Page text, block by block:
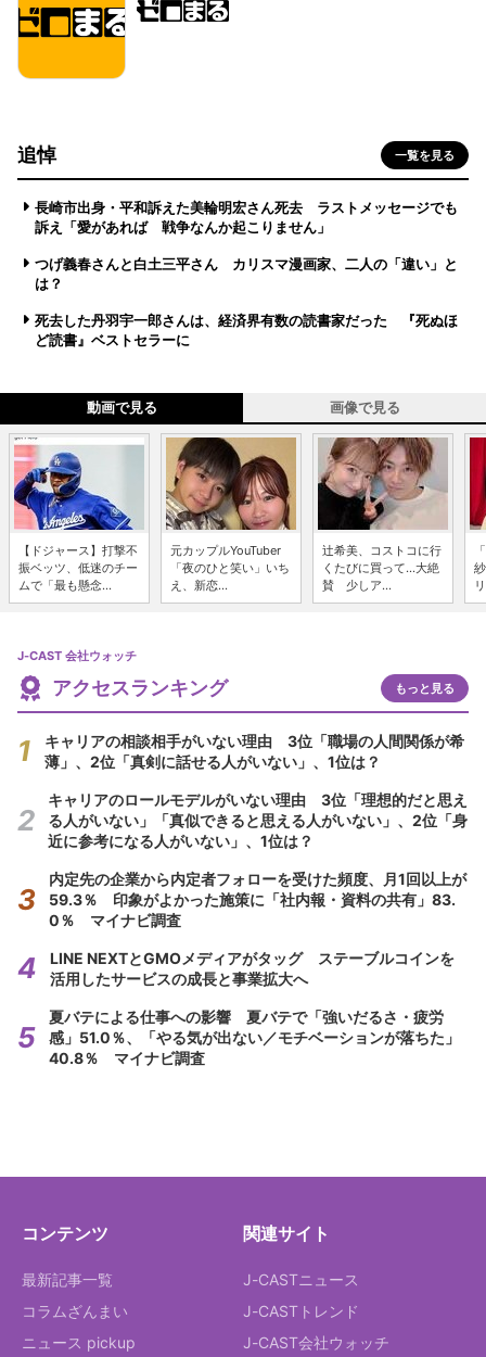
追悼 一覧を見る
長崎市出身・平和訴えた美輪明宏さん死去 ラストメッセージでも
訴え「愛があれば 戦争なんか起こりません」
つげ義春さんと白土三平さん カリスマ漫画家、二人の「違い」と
は？
死去した丹羽宇一郎さんは、経済界有数の読書家だった 『死ぬほ
ど読書』ベストセラーに
動画で見る 画像で見る
【ドジャース】打撃不
振ベッツ、低迷のチー
ムで「最も懸念...
元カップルYouTuber
「夜のひと笑い」いち
え、新恋...
辻希美、コストコに行
くたびに買って...大絶
賛 少しア...
J-CAST 会社ウォッチ
アクセスランキング もっと見る
キャリアの相談相手がいない理由 3位「職場の人間関係が希
薄」、2位「真剣に話せる人がいない」、1位は？
キャリアのロールモデルがいない理由 3位「理想的だと思え
る人がいない」「真似できると思える人がいない」、2位「身
近に参考になる人がいない」、1位は？
内定先の企業から内定者フォローを受けた頻度、月1回以上が
59.3％ 印象がよかった施策に「社内報・資料の共有」83.
0％ マイナビ調査
LINE NEXTとGMOメディアがタッグ ステーブルコインを
活用したサービスの成長と事業拡大へ
夏バテによる仕事への影響 夏バテで「強いだるさ・疲労
感」51.0％、「やる気が出ない／モチベーションが落ちた」
40.8％ マイナビ調査
コンテンツ
最新記事一覧
コラムざんまい
ニュース pickup
関連サイト
J-CASTニュース
J-CASTトレンド
J-CAST会社ウォッチ